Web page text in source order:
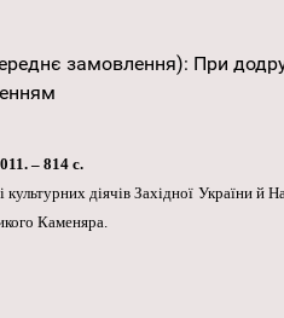
замовлення): При
– 814 с.
діячів Західної України й
Каменяра.